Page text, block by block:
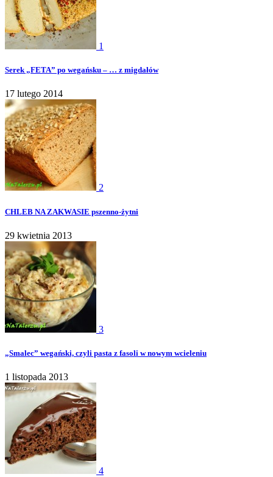
1
Serek „FETA” po wegańsku – … z migdałów
17 lutego 2014
2
CHLEB NA ZAKWASIE pszenno-żytni
29 kwietnia 2013
3
„Smalec” wegański, czyli pasta z fasoli w nowym wcieleniu
1 listopada 2013
4